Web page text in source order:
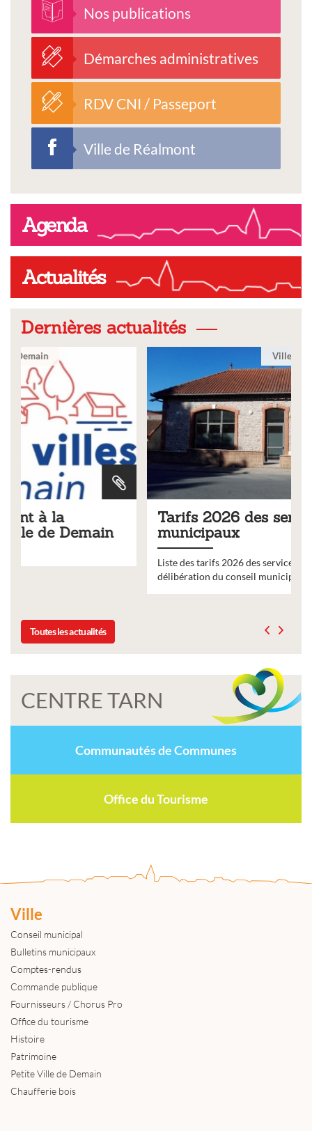
Nos publications
Démarches administratives
RDV CNI / Passeport
Ville de Réalmont
Agenda
Actualités
Dernières actualités
Tarifs 2026 des services
municipaux
Liste des tarifs 2026 des services municipaux,
délibération du conseil municipal du 19 décembre 2025
Toutes les actualités
CENTRE TARN
Communautés de Communes
Office du Tourisme
Ville
Conseil municipal
Bulletins municipaux
Comptes-rendus
Commande publique
Fournisseurs / Chorus Pro
Office du tourisme
Histoire
Patrimoine
Petite Ville de Demain
Chaufferie bois